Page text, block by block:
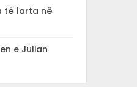
të larta në
e Julian